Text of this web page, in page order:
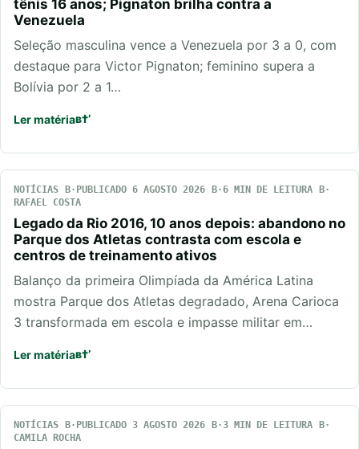
tênis 16 anos; Pignaton brilha contra a
Venezuela
Seleção masculina vence a Venezuela por 3 a 0, com
destaque para Victor Pignaton; feminino supera a
Bolívia por 2 a 1…
Ler matéria
NOTÍCIAS PUBLICADO 6 AGOSTO 2026
6 MIN DE LEITURA
RAFAEL COSTA
Legado da Rio 2016, 10 anos depois: abandono no
Parque dos Atletas contrasta com escola e
centros de treinamento ativos
Balanço da primeira Olimpíada da América Latina
mostra Parque dos Atletas degradado, Arena Carioca
3 transformada em escola e impasse militar em…
Ler matéria
NOTÍCIAS PUBLICADO 3 AGOSTO 2026
3 MIN DE LEITURA
CAMILA ROCHA